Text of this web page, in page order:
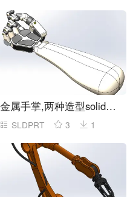
金属手掌,两种造型solidworks模型
SLDPRT 3 1